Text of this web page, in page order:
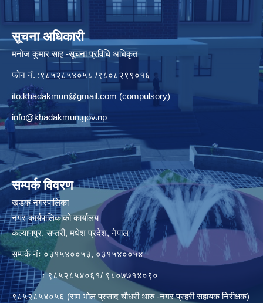
सूचना अधिकारी
मनाेज कुमार साह -सूचना प्रविधि अधिकृत
फोन नं. :९८५२८५४०५८ /९८०८२९९०१६
ito.khadakmun@gmail.com (compulsory)
info@khadakmun.gov.np
सम्पर्क विवरण
खडक नगरपालिका
नगर कार्यपालिकाको कार्यालय
कल्याणपुर, सप्तरी, मधेश प्रदेश, नेपाल
सम्पर्क नंः ०३१५४००५३, ०३१५४००५४
ः ९८५२८५४०६१/ ९८०७७१४०९०
९८५२८५४०५६ (राम भोल प्रसाद चौधरी थारु -नगर प्रहरी सहायक निरीक्षक)